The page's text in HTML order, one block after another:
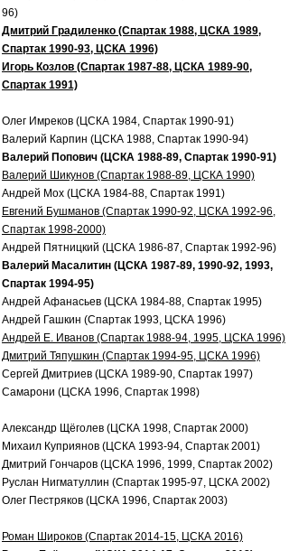
96)
Дмитрий Градиленко (Спартак 1988, ЦСКА 1989,
Спартак 1990-93, ЦСКА 1996)
Игорь Козлов (Спартак 1987-88, ЦСКА 1989-90,
Спартак 1991)
Олег Имреков (ЦСКА 1984, Спартак 1990-91)
Валерий Карпин (ЦСКА 1988, Спартак 1990-94)
Валерий Попович (ЦСКА 1988-89, Спартак 1990-91)
Валерий Шикунов (Спартак 1988-89, ЦСКА 1990)
Андрей Мох (ЦСКА 1984-88, Спартак 1991)
Евгений Бушманов (Спартак 1990-92, ЦСКА 1992-96,
Спартак 1998-2000)
Андрей Пятницкий (ЦСКА 1986-87, Спартак 1992-96)
Валерий Масалитин (ЦСКА 1987-89, 1990-92, 1993,
Спартак 1994-95)
Андрей Афанасьев (ЦСКА 1984-88, Спартак 1995)
Андрей Гашкин (Спартак 1993, ЦСКА 1996)
Андрей Е. Иванов (Спартак 1988-94, 1995, ЦСКА 1996)
Дмитрий Тяпушкин (Спартак 1994-95, ЦСКА 1996)
Сергей Дмитриев (ЦСКА 1989-90, Спартак 1997)
Самарони (ЦСКА 1996, Спартак 1998)
Александр Щёголев (ЦСКА 1998, Спартак 2000)
Михаил Куприянов (ЦСКА 1993-94, Спартак 2001)
Дмитрий Гончаров (ЦСКА 1996, 1999, Спартак 2002)
Руслан Нигматуллин (Спартак 1995-97, ЦСКА 2002)
Олег Пестряков (ЦСКА 1996, Спартак 2003)
Роман Широков (Спартак 2014-15, ЦСКА 2016)